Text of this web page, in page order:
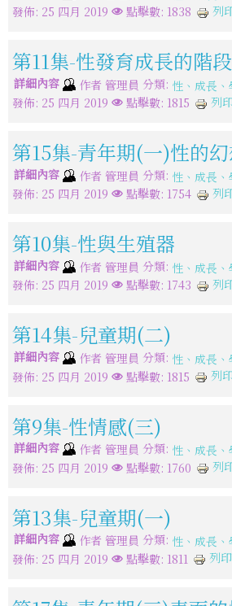
發佈: 25 四月 2019
點擊數: 1838 列
第11集-性發育成長的階段
詳細內容 作者 管理員 分類: 性、成長、
發佈: 25 四月 2019
點擊數: 1815 列
第15集-青年期(一)性的
詳細內容 作者 管理員 分類: 性、成長、
發佈: 25 四月 2019
點擊數: 1754 列
第10集-性與生殖器
詳細內容 作者 管理員 分類: 性、成長、
發佈: 25 四月 2019
點擊數: 1743 列
第14集-兒童期(二)
詳細內容 作者 管理員 分類: 性、成長、
發佈: 25 四月 2019
點擊數: 1815 列
第9集-性情感(三)
詳細內容 作者 管理員 分類: 性、成長、
發佈: 25 四月 2019
點擊數: 1760 列
第13集-兒童期(一)
詳細內容 作者 管理員 分類: 性、成長、
發佈: 25 四月 2019
點擊數: 1811 列印